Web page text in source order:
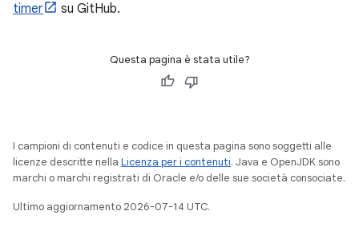
timer
su GitHub.
Questa pagina è stata utile?
I campioni di contenuti e codice in questa pagina sono soggetti alle
licenze descritte nella Licenza per i contenuti. Java e OpenJDK sono
marchi o marchi registrati di Oracle e/o delle sue società consociate.
Ultimo aggiornamento 2026-07-14 UTC.